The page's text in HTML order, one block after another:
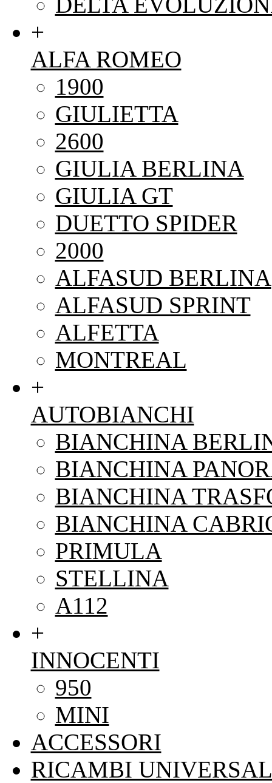
+
ALFA ROMEO
1900
GIULIETTA
2600
GIULIA BERLINA
GIULIA GT
DUETTO SPIDER
2000
ALFASUD BERLINA
ALFASUD SPRINT
ALFETTA
MONTREAL
+
AUTOBIANCHI
BIANCHINA
BIANCHINA
BIANCHINA
BIANCHINA
PRIMULA
STELLINA
A112
+
INNOCENTI
950
MINI
ACCESSORI
RICAMBI